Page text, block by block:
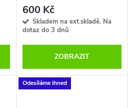
600 Kč
Skladem na ext.skladě. Na
dotaz do 3 dnů
ZOBRAZIT
Odesíláme ihned